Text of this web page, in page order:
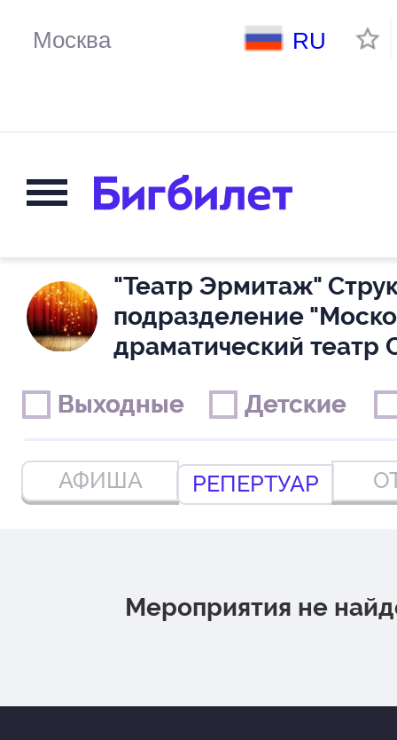
RU
"Театр Эрмитаж"
подразделение
драматический театр
АФИША РЕПЕРТУАР
Выходные
Выходные Детские
Детские
Мероприятия не